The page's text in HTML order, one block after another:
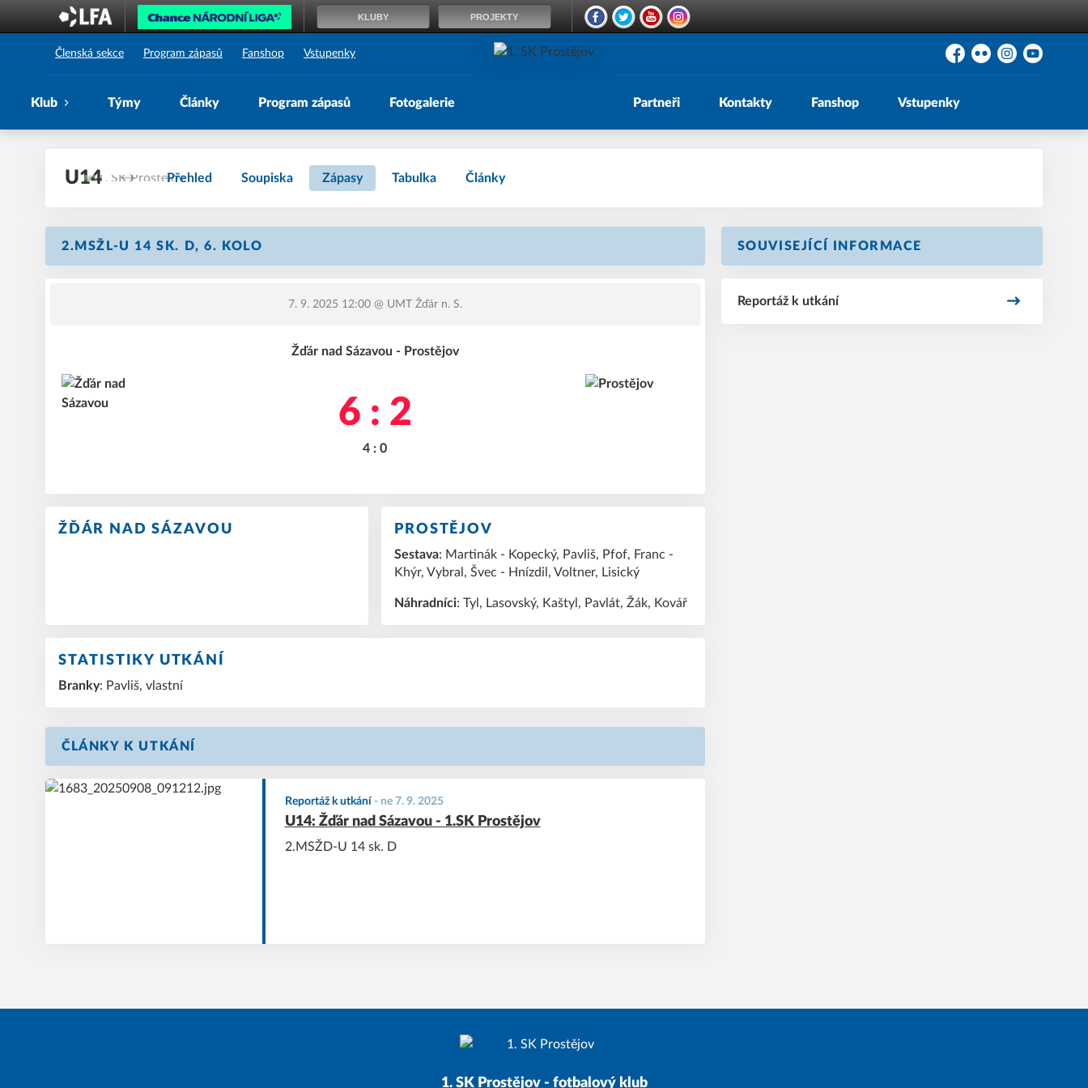
Členská sekce Program zápasů Fanshop Vstupenky
Facebook
Flickr Instagram
YouTube
Klub Týmy Články Program zápasů Fotogalerie Partneři Kontakty Fanshop Vstupenky
U14 Přehled Soupiska Zápasy Tabulka Články
2.MSŽL-U 14 SK. D, 6. KOLO
7. 9. 2025 12:00@ UMT Žďár n. S.
Žďár nad Sázavou - Prostějov
6 : 2
4 : 0
ŽĎÁR NAD SÁZAVOU PROSTĚJOV
Sestava: Martinák - Kopecký, Pavliš, Pfof, Franc -
Khýr, Vybral, Švec - Hnízdil, Voltner, Lisický
Náhradníci: Tyl, Lasovský, Kaštyl, Pavlát, Žák, Kovář
STATISTIKY UTKÁNÍ
Branky: Pavliš, vlastní
ČLÁNKY K UTKÁNÍ
Reportáž k utkání - ne 7. 9. 2025
U14: Žďár nad Sázavou - 1.SK Prostějov
2.MSŽD-U 14 sk. D
SOUVISEJÍCÍ INFORMACE
Reportáž k utkání
1. SK Prostějov - fotbalový klub
KLUBY PROJEKTY